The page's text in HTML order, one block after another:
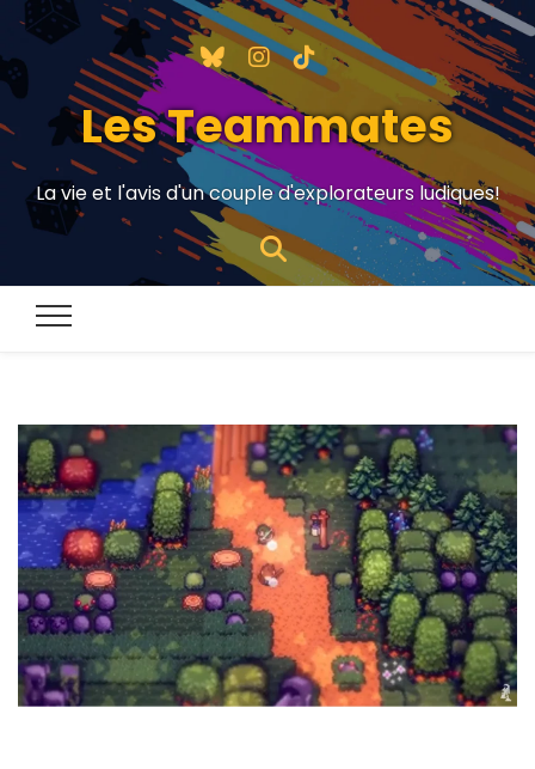
Les Teammates
La vie et l'avis d'un couple d'explorateurs ludiques!